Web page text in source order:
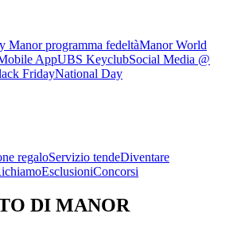
Manor programma fedeltàManor World
AppUBS KeyclubSocial Media @
FridayNational Day
regaloServizio tendeDiventare
EsclusioniConcorsi
DI MANOR